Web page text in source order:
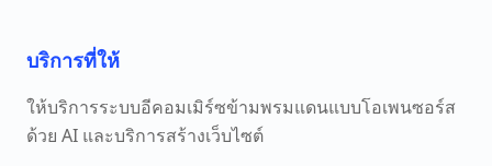
บริการที่ให้
ให้บริการระบบอีคอมเมิร์ซข้ามพรมแดนแบบโอเพนซอร์ส
ด้วย AI และบริการสร้างเว็บไซต์